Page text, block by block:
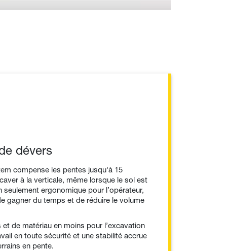
dévers
compense les pentes jusqu'à 15
à la verticale, même lorsque le sol est
seulement ergonomique pour l’opérateur,
gagner du temps et de réduire le volume
de matériau en moins pour l’excavation
en toute sécurité et une stabilité accrue
en pente.